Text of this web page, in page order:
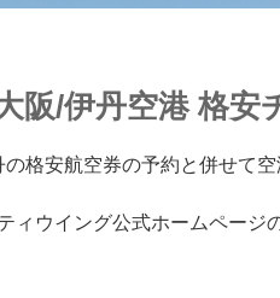
阪/伊丹空港 格安
格安航空券の予約と併せて
ィウイング公式ホームページ